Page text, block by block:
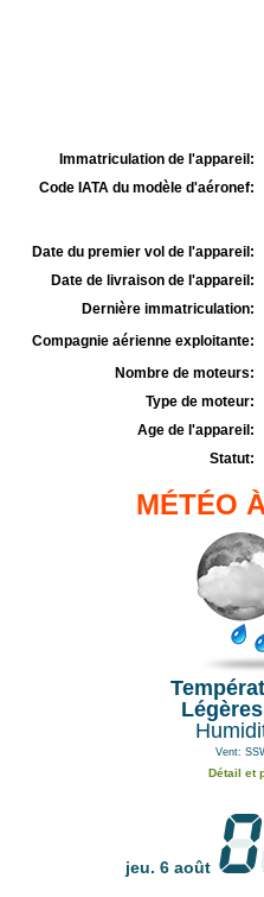
Immatriculation de l'appareil:
Code IATA du modèle d'aéronef:
Date du premier vol de l'appareil:
Date de livraison de l'appareil:
Dernière immatriculation:
Compagnie aérienne exploitante:
Nombre de moteurs:
Type de moteur:
Age de l'appareil:
Statut:
MÉTÉO
Vent:
Détail et
jeu. 6 août